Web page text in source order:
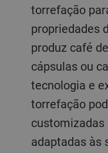
torrefação
propriedades
produz café
cápsulas ou
tecnologia e
torrefação
adaptadas às
Somos líderes globais de tecnologia
em aplicações
com foco
de moagem,
cápsulas e
configuração
permite uma
aplicações,